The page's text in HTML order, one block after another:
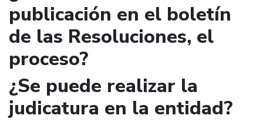
publicación en el boletín
de las Resoluciones, el
proceso?
¿Se puede realizar la
judicatura en la entidad?